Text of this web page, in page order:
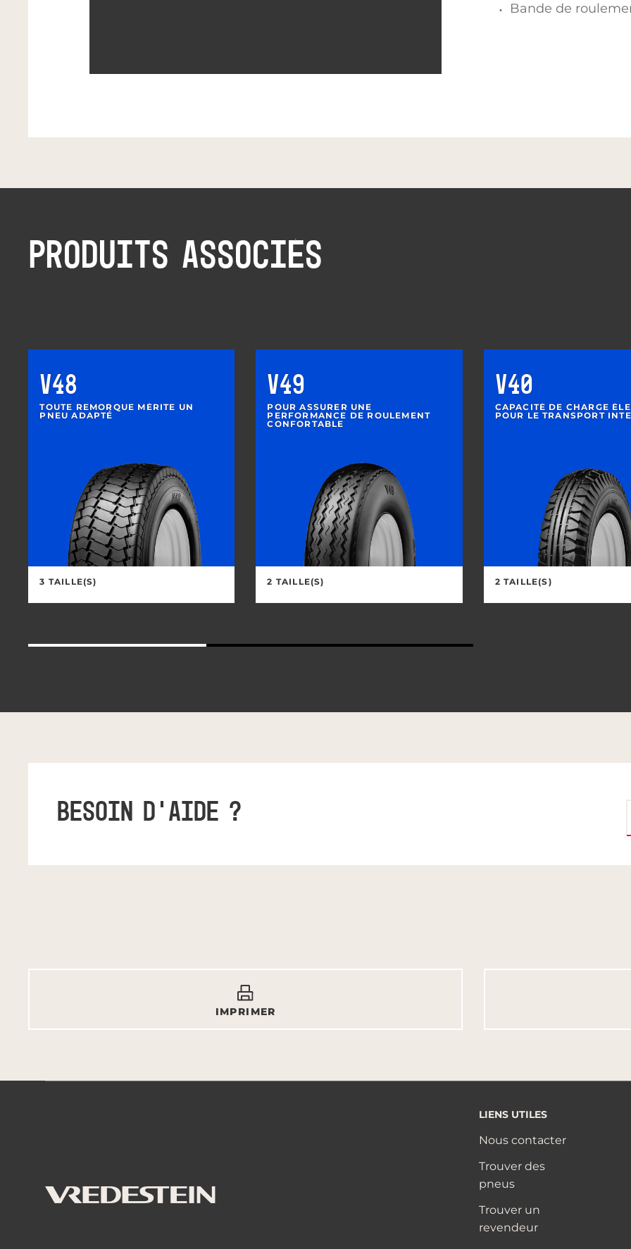
Bande de
PRODUITS ASSOCIÉS
V48
TOUTE REMORQUE MÉRITE UN
PNEU ADAPTÉ
3 TAILLE(S)
V49
POUR ASSURER UNE
PERFORMANCE DE ROULEMENT
CONFORTABLE
2 TAILLE(S)
V40
CAPACITÉ DE CHARGE
POUR LE TRANSPORT
2 TAILLE(S)
BESOIN D'AIDE ?
IMPRIMER
LIENS UTILES
Nous contacter
Trouver des
pneus
Trouver un
revendeur